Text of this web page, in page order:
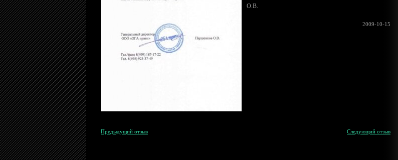
О.В.
2009-10-15
Предыдущий отзыв Следующий отзыв